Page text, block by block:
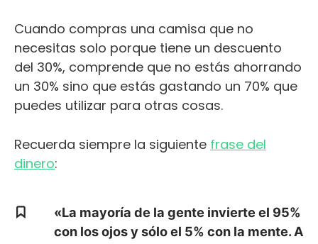
Cuando compras una camisa que no
necesitas solo porque tiene un descuento
del 30%, comprende que no estás ahorrando
un 30% sino que estás gastando un 70% que
puedes utilizar para otras cosas.
Recuerda siempre la siguiente frase del
dinero:
«La mayoría de la gente invierte el 95%
con los ojos y sólo el 5% con la mente. A